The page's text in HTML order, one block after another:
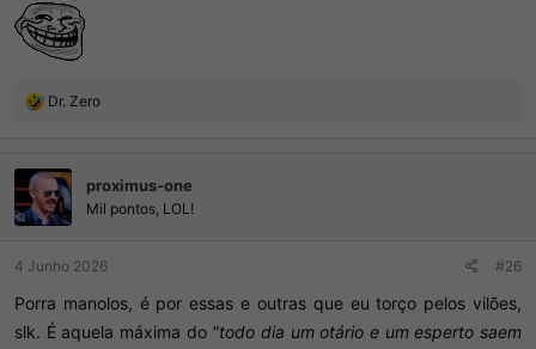
R
ç
õ
e
s
Dr. Zero
proximus-one
Mil pontos, LOL!
4 Junho 2026 #26
Porra manolos, é por essas e outras que eu torço pelos vilões,
slk. É aquela máxima do "todo dia um otário e um esperto saem